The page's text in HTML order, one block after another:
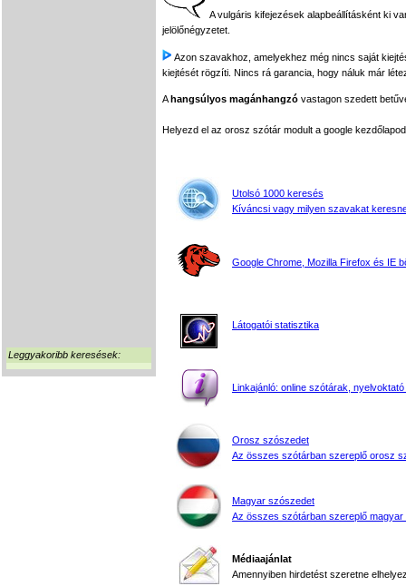
Leggyakoribb keresések:
A vulgáris kifejezések alapbeállításként ki
jelölőnégyzetet.
Azon szavakhoz, amelyekhez még nincs saját
kiejtését rögzíti. Nincs rá garancia, hogy náluk már
Ahangsúlyos magánhangzó vastagon szedett
Helyezd el az orosz szótár modult a google
Utolsó 1000 keresés
Kíváncsi vagy milyen szavakat
Google Chrome, Mozilla Firefox és IE
Látogatói statisztika
Linkajánló: online szótárak, nyelvoktató
Orosz szószedet
Az összes szótárban szereplő orosz
Magyar szószedet
Az összes szótárban szereplő magyar
Médiaajánlat
Amennyiben hirdetést szeretne